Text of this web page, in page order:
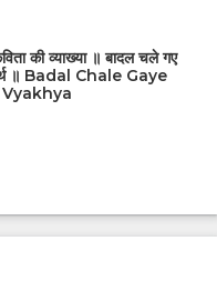
की व्याख्या ॥ बादल चले गए
॥ Badal Chale Gaye